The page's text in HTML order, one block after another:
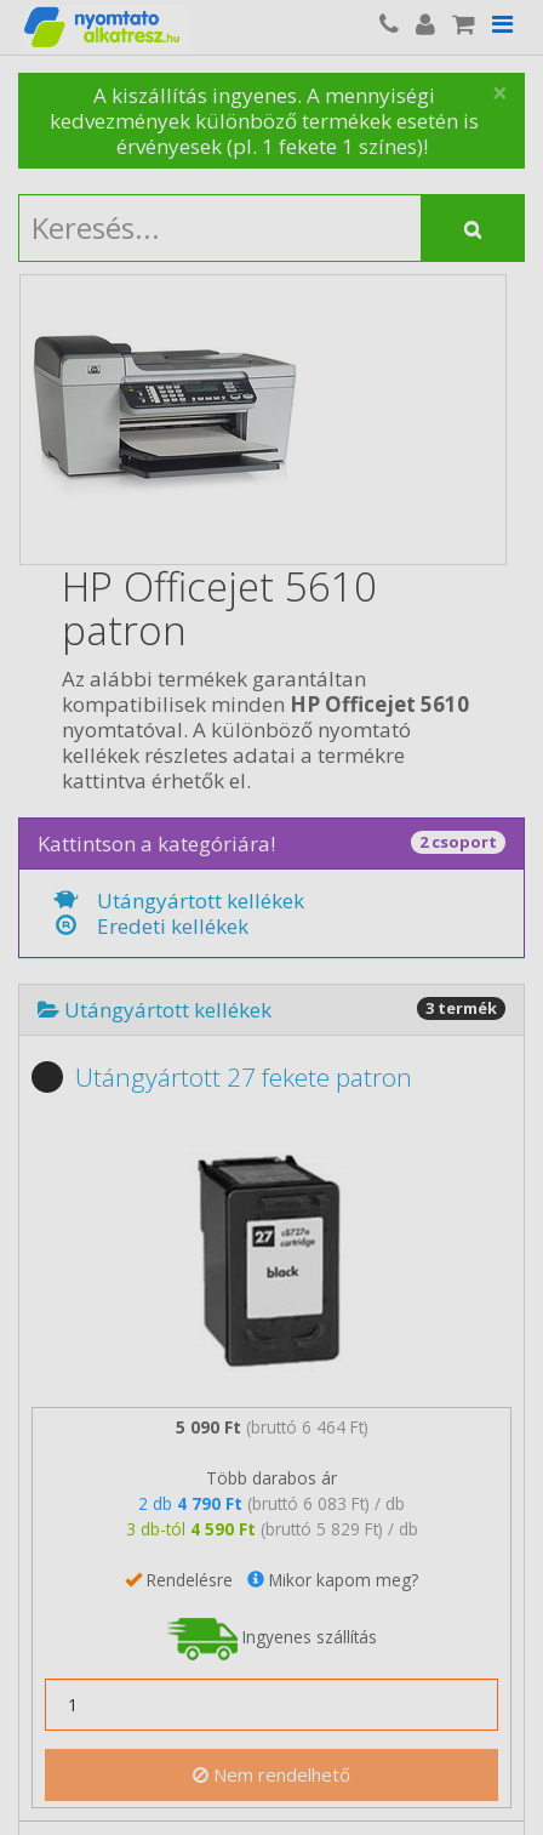
×
A kiszállítás ingyenes. A mennyiségi
kedvezmények különböző termékek esetén is
érvényesek (pl. 1 fekete 1 színes)!
HP Officejet 5610
patron
Az alábbi termékek garantáltan
kompatibilisek minden HP Officejet 5610
nyomtatóval. A különböző nyomtató
kellékek részletes adatai a termékre
kattintva érhetők el.
Kattintson a kategóriára! 2 csoport
Utángyártott kellékek
Eredeti kellékek
Utángyártott kellékek 3 termék
Utángyártott 27 fekete patron
5 090 Ft (bruttó 6 464 Ft)
Több darabos ár
2 db 4 790 Ft (bruttó 6 083 Ft) / db
3 db-tól 4 590 Ft (bruttó 5 829 Ft) / db
Rendelésre Mikor kapom meg?
Ingyenes szállítás
Nem rendelhető